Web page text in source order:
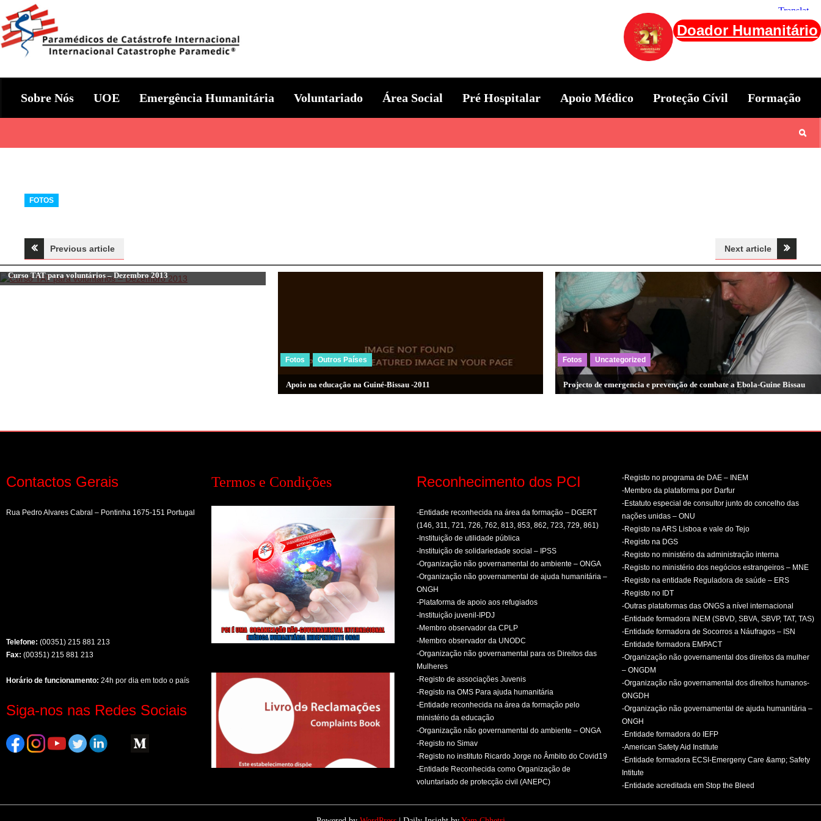
to
content
Doador Humanitário
Sobre Nós UOE Emergência Humanitária Voluntariado Área Social Pré Hospitalar Apoio Médico Proteção Cívil Formação
Categories
FOTOS
Navegação
de
Previous article Next article
Curso TAT para voluntários – Dezembro 2013
Fotos Outros Países
Apoio na educação na Guiné-Bissau -2011
Fotos Uncategorized
Projecto de emergencia e prevenção de combate a Ebola-Guine Bissau
Contactos Gerais
Rua Pedro Alvares Cabral – Pontinha 1675-151 Portugal
Telefone: (00351) 215 881 213
Fax: (00351) 215 881 213
Horário de funcionamento: 24h por dia em todo o país
Siga-nos nas Redes Sociais
Termos e Condições Reconhecimento dos PCI
-Entidade reconhecida na área da formação – DGERT
(146, 311, 721, 726, 762, 813, 853, 862, 723, 729, 861)
-Instituição de utilidade pública
-Instituição de solidariedade social – IPSS
-Organização não governamental do ambiente – ONGA
-Organização não governamental de ajuda humanitária –
ONGH
-Plataforma de apoio aos refugiados
-Instituição juvenil-IPDJ
-Membro observador da CPLP
-Membro observador da UNODC
-Organização não governamental para os Direitos das
Mulheres
-Registo de associações Juvenis
-Registo na OMS Para ajuda humanitária
-Entidade reconhecida na área da formação pelo
ministério da educação
-Organização não governamental do ambiente – ONGA
-Registo no Simav
-Registo no instituto Ricardo Jorge no Âmbito do Covid19
-Entidade Reconhecida como Organização de
voluntariado de protecção civil (ANEPC)
-Registo no programa de DAE – INEM
-Membro da plataforma por Darfur
-Estatuto especial de consultor junto do concelho das
nações unidas – ONU
-Registo na ARS Lisboa e vale do Tejo
-Registo na DGS
-Registo no ministério da administração interna
-Registo no ministério dos negócios estrangeiros – MNE
-Registo na entidade Reguladora de saúde – ERS
-Registo no IDT
-Outras plataformas das ONGS a nível internacional
-Entidade formadora INEM (SBVD, SBVA, SBVP, TAT, TAS)
-Entidade formadora de Socorros a Náufragos – ISN
-Entidade formadora EMPACT
-Organização não governamental dos direitos da mulher
– ONGDM
-Organização não governamental dos direitos humanos-
ONGDH
-Organização não governamental de ajuda humanitária –
ONGH
-Entidade formadora do IEFP
-American Safety Aid Institute
-Entidade formadora ECSI-Emergeny Care &amp; Safety
Intitute
-Entidade acreditada em Stop the Bleed